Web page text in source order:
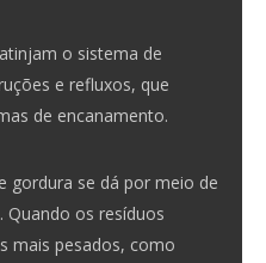
o sistema de
e refluxos, que
de encanamento.
gordura se dá por meio de
Quando os resíduos
mais pesados, como